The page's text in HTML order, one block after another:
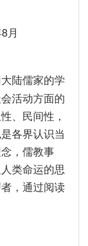
月
陆儒家的学
活动方面的
、民间性，
各界认识当
，儒教事
类命运的思
，通过阅读